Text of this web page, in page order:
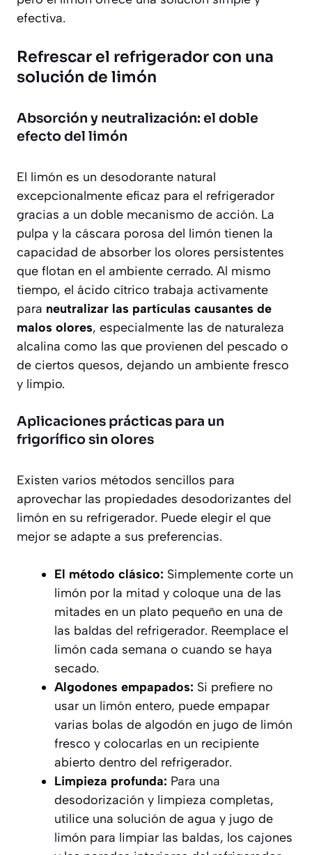
efectiva.
Refrescar el refrigerador con una
solución de limón
Absorción y neutralización: el doble
efecto del limón
El limón es un desodorante natural
excepcionalmente eficaz para el refrigerador
gracias a un doble mecanismo de acción. La
pulpa y la cáscara porosa del limón tienen la
capacidad de absorber los olores persistentes
que flotan en el ambiente cerrado. Al mismo
tiempo, el ácido cítrico trabaja activamente
para neutralizar las partículas causantes de
malos olores, especialmente las de naturaleza
alcalina como las que provienen del pescado o
de ciertos quesos, dejando un ambiente fresco
y limpio.
Aplicaciones prácticas para un
frigorífico sin olores
Existen varios métodos sencillos para
aprovechar las propiedades desodorizantes del
limón en su refrigerador. Puede elegir el que
mejor se adapte a sus preferencias.
El método clásico: Simplemente corte un
limón por la mitad y coloque una de las
mitades en un plato pequeño en una de
las baldas del refrigerador. Reemplace el
limón cada semana o cuando se haya
secado.
Algodones empapados: Si prefiere no
usar un limón entero, puede empapar
varias bolas de algodón en jugo de limón
fresco y colocarlas en un recipiente
abierto dentro del refrigerador.
Limpieza profunda: Para una
desodorización y limpieza completas,
utilice una solución de agua y jugo de
limón para limpiar las baldas, los cajones